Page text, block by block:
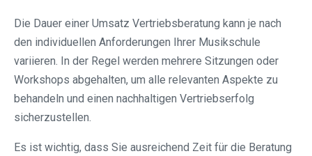
Die Dauer einer Umsatz Vertriebsberatung kann je nach
den individuellen Anforderungen Ihrer Musikschule
variieren. In der Regel werden mehrere Sitzungen oder
Workshops abgehalten, um alle relevanten Aspekte zu
behandeln und einen nachhaltigen Vertriebserfolg
sicherzustellen.
Es ist wichtig, dass Sie ausreichend Zeit für die Beratung